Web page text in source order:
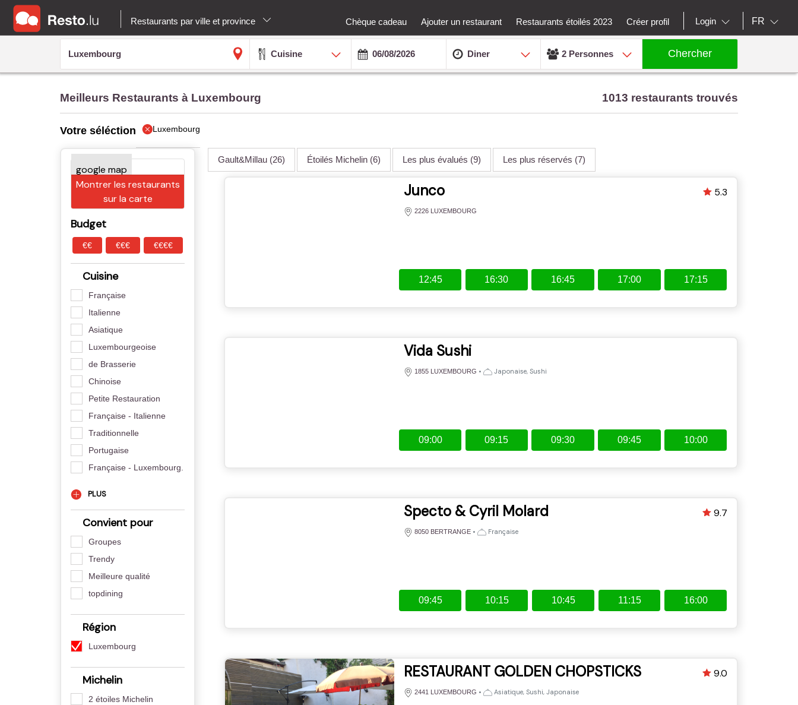
Restaurants par ville et province Chèque cadeau Ajouter un restaurant Restaurants étoilés 2023 Créer profil Login FR
Cuisine Diner 2 Personnes Chercher
Meilleurs Restaurants à Luxembourg 1013 restaurants trouvés
Votre séléction Luxembourg
Montrer les restaurants
sur la carte
Budget
€€ €€€ €€€€
Cuisine
Française
Italienne
Asiatique
Luxembourgeoise
de Brasserie
Chinoise
Petite Restauration
Française - Italienne
Traditionnelle
Portugaise
Française - Luxembourg.
PLUS
Convient pour
Groupes
Trendy
Meilleure qualité
topdining
Région
Luxembourg
Michelin
2 étoiles Michelin
Gault&Millau (26) Étoilés Michelin (6) Les plus évalués (9) Les plus réservés (7)
Junco
2226 LUXEMBOURG
5.3
12:45 16:30 16:45 17:00 17:15
Vida Sushi
1855 LUXEMBOURG • Japonaise, Sushi
09:00 09:15 09:30 09:45 10:00
Specto & Cyril Molard
8050 BERTRANGE • Française
9.7
09:45 10:15 10:45 11:15 16:00
RESTAURANT GOLDEN CHOPSTICKS
2441 LUXEMBOURG • Asiatique, Sushi, Japonaise
9.0